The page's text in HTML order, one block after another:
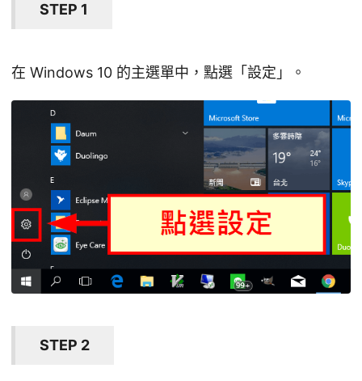
STEP 1
在 Windows 10 的主選單中，點選「設定」。
STEP 2